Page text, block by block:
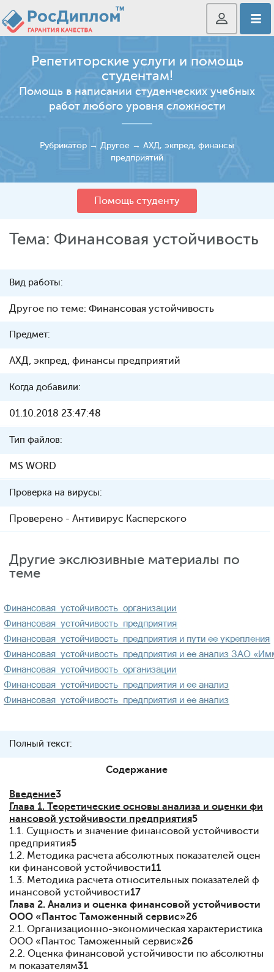
Репетиторские услуги и помощь
студентам!
Помощь в написании студенческих учебных
работ любого уровня сложности
Рубрикатор → Другое → АХД, экпред, финансы
предприятий
Помощь студенту
Тема: Финансовая устойчивость
Вид работы:
Другое по теме: Финансовая устойчивость
Предмет:
АХД, экпред, финансы предприятий
Когда добавили:
01.10.2018 23:47:48
Тип файлов:
MS WORD
Проверка на вирусы:
Проверено - Антивирус Касперского
Другие экслюзивные материалы по
теме
Полный текст:
Содержание
Введение3
Глава 1. Теоретические основы анализа и оценки фи
нансовой устойчивости предприятия5
1.1. Сущность и значение финансовой устойчивости
предприятия5
1.2. Методика расчета абсолютных показателей оцен
ки финансовой устойчивости11
1.3. Методика расчета относительных показателей ф
инансовой устойчивости17
Глава 2. Анализ и оценка финансовой устойчивости
ООО «Пантос Таможенный сервис»26
2.1. Организационно-экономическая характеристика
ООО «Пантос Таможенный сервис»26
2.2. Оценка финансовой устойчивости по абсолютны
м показателям31